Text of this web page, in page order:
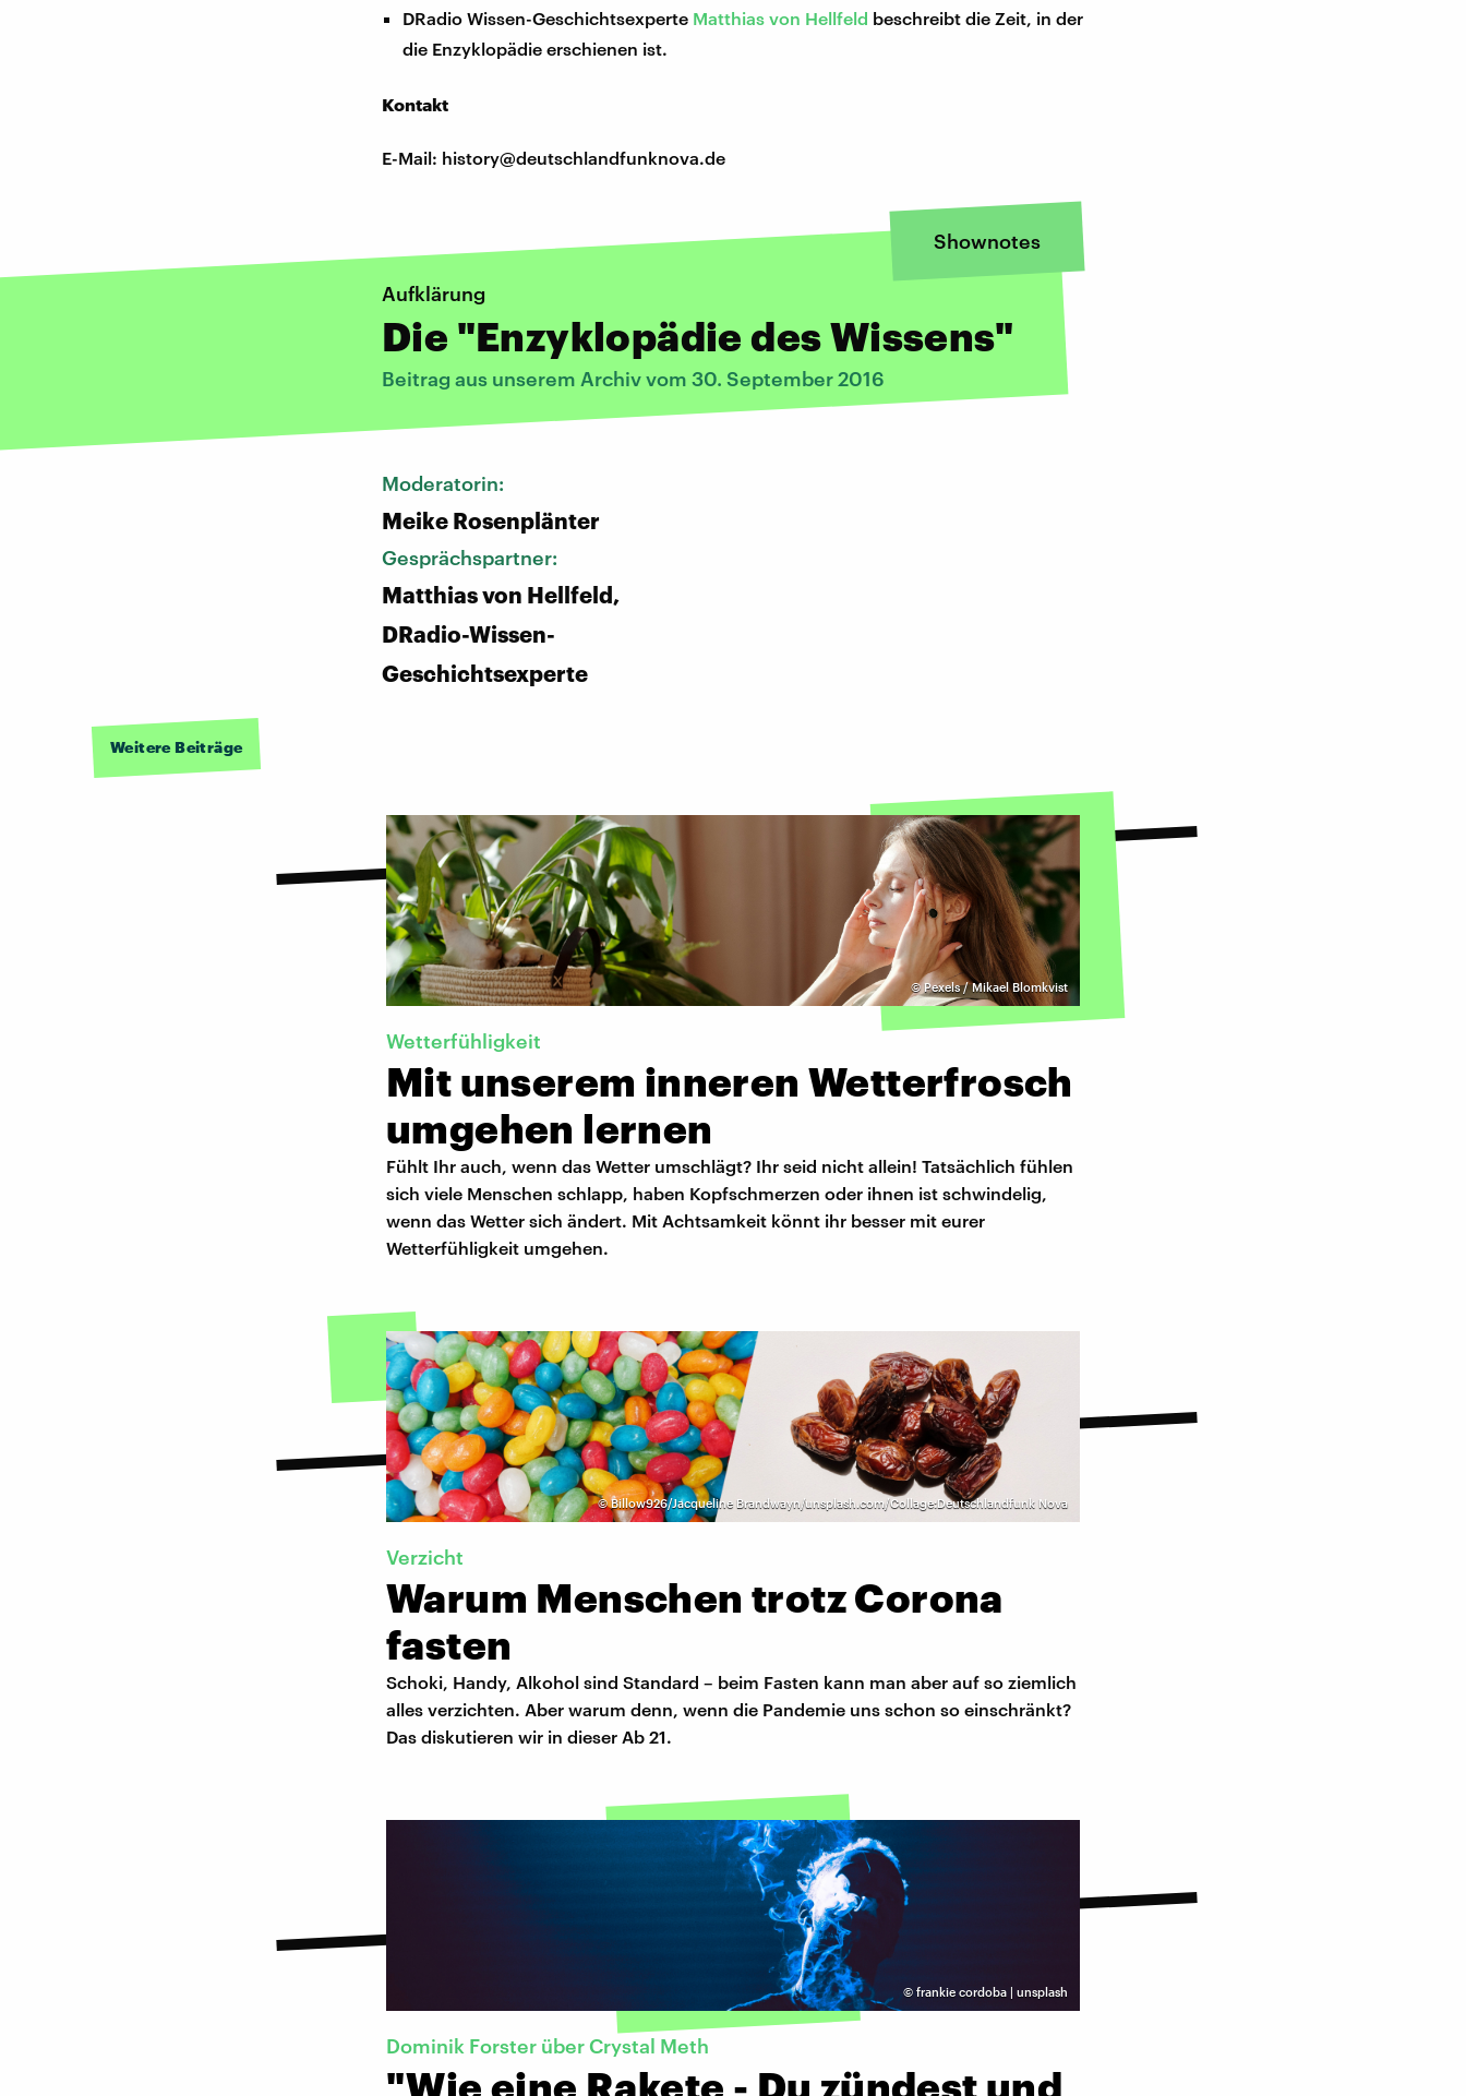
DRadio Wissen-Geschichtsexperte Matthias von Hellfeld beschreibt die Zeit, in der
die Enzyklopädie erschienen ist.
Kontakt
E-Mail: history@deutschlandfunknova.de
Shownotes
Aufklärung
Die "Enzyklopädie des Wissens"
Beitrag aus unserem Archiv vom 30. September 2016
Moderatorin:
Meike Rosenplänter
Gesprächspartner:
Matthias von Hellfeld,
DRadio-Wissen-
Geschichtsexperte
Weitere Beiträge
©Pexels / Mikael Blomkvist
Wetterfühligkeit
Mit unserem inneren Wetterfrosch
umgehen lernen
Fühlt Ihr auch, wenn das Wetter umschlägt? Ihr seid nicht allein! Tatsächlich fühlen
sich viele Menschen schlapp, haben Kopfschmerzen oder ihnen ist schwindelig,
wenn das Wetter sich ändert. Mit Achtsamkeit könnt ihr besser mit eurer
Wetterfühligkeit umgehen.
©Billow926/Jacqueline Brandwayn/unsplash.com/Collage:Deutschlandfunk Nova
Verzicht
Warum Menschen trotz Corona
fasten
Schoki, Handy, Alkohol sind Standard – beim Fasten kann man aber auf so ziemlich
alles verzichten. Aber warum denn, wenn die Pandemie uns schon so einschränkt?
Das diskutieren wir in dieser Ab 21.
© frankie cordoba | unsplash
Dominik Forster über Crystal Meth
"Wie eine Rakete - Du zündest und